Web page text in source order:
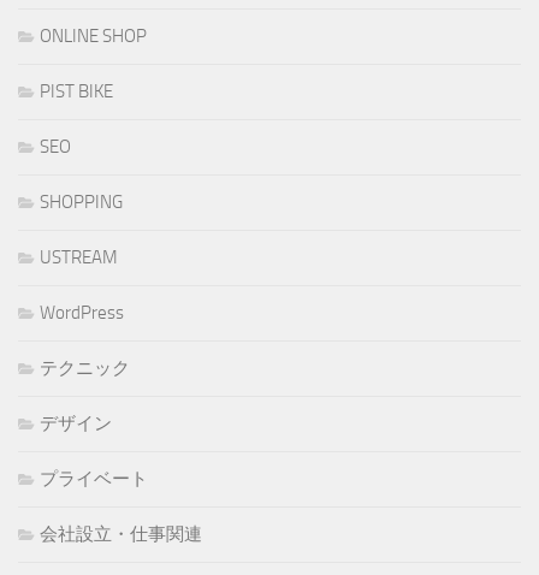
ONLINE SHOP
PIST BIKE
SEO
SHOPPING
USTREAM
WordPress
テクニック
デザイン
プライベート
会社設立・仕事関連